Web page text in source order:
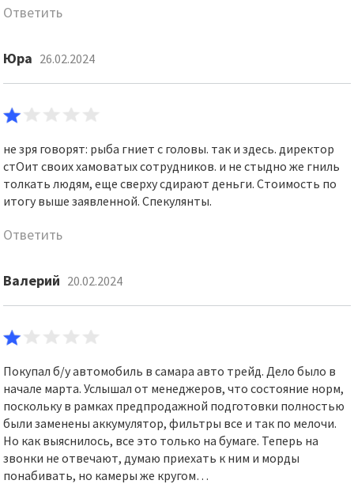
Ответить
Юра 26.02.2024
не зря говорят: рыба гниет с головы. так и здесь. директор
стОит своих хамоватых сотрудников. и не стыдно же гниль
толкать людям, еще сверху сдирают деньги. Стоимость по
итогу выше заявленной. Спекулянты.
Ответить
Валерий 20.02.2024
Покупал б/у автомобиль в самара авто трейд. Дело было в
начале марта. Услышал от менеджеров, что состояние норм,
поскольку в рамках предпродажной подготовки полностью
были заменены аккумулятор, фильтры все и так по мелочи.
Но как выяснилось, все это только на бумаге. Теперь на
звонки не отвечают, думаю приехать к ним и морды
понабивать, но камеры же кругом…